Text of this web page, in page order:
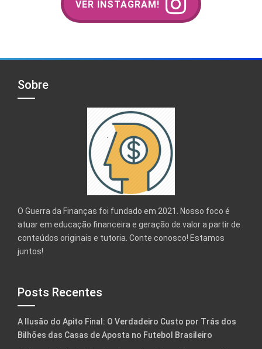
VER INSTAGRAM!
Sobre
O Guerra da Finanças foi fundado em 2021. Nosso foco é
atuar em educação financeira e geração de valor a partir de
conteúdos originais e tutoria. Conte conosco! Estamos
juntos!
Posts Recentes
A Ilusão do Apito Final: O Verdadeiro Custo por Trás dos
Bilhões das Casas de Aposta no Futebol Brasileiro